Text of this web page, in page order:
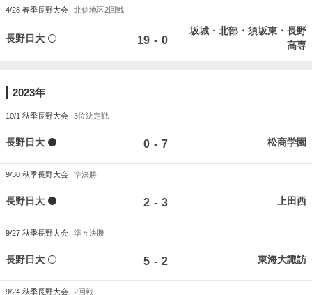
4/28 春季長野大会 北信地区2回戦
長野日大 19 - 0
坂城・北部・須坂東・長野
高専
2023年
10/1 秋季長野大会 3位決定戦
長野日大 0 - 7 松商学園
9/30 秋季長野大会 準決勝
長野日大 2 - 3 上田西
9/27 秋季長野大会 準々決勝
長野日大 5 - 2 東海大諏訪
9/24 秋季長野大会 2回戦